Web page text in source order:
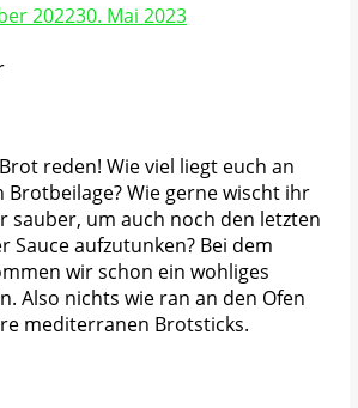
202230. Mai 2023
reden! Wie viel liegt euch an
Brotbeilage? Wie gerne wischt ihr
sauber, um auch noch den letzten
Sauce aufzutunken? Bei dem
wir schon ein wohliges
Also nichts wie ran an den Ofen
mediterranen Brotsticks.